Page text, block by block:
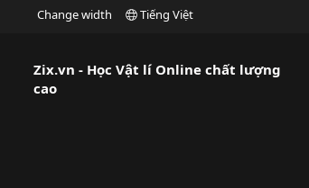
Change width Tiếng Việt
Zix.vn - Học Vật lí Online chất lượng
cao